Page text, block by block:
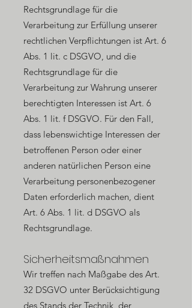
Rechtsgrundlage für die
Verarbeitung zur Erfüllung unserer
rechtlichen Verpflichtungen ist Art. 6
Abs. 1 lit. c DSGVO, und die
Rechtsgrundlage für die
Verarbeitung zur Wahrung unserer
berechtigten Interessen ist Art. 6
Abs. 1 lit. f DSGVO. Für den Fall,
dass lebenswichtige Interessen der
betroffenen Person oder einer
anderen natürlichen Person eine
Verarbeitung personenbezogener
Daten erforderlich machen, dient
Art. 6 Abs. 1 lit. d DSGVO als
Rechtsgrundlage.
Sicherheitsmaßnahmen
Wir treffen nach Maßgabe des Art.
32 DSGVO unter Berücksichtigung
des Stands der Technik, der